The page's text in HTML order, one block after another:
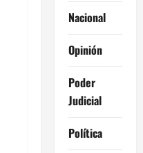
Nacional
Opinión
Poder
Judicial
Política